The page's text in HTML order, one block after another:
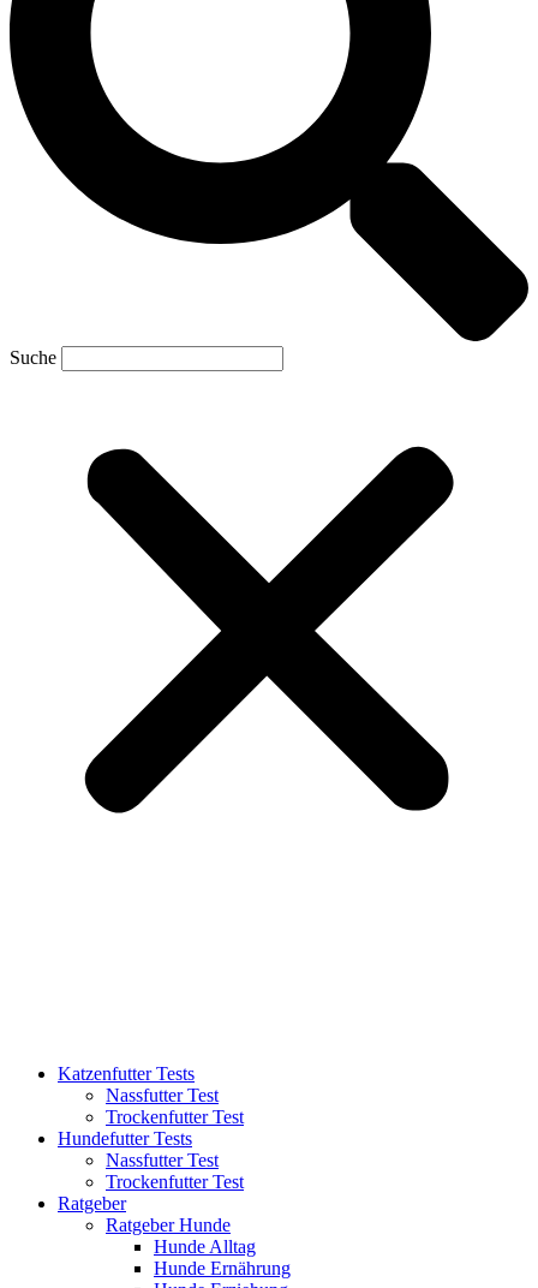
Suche
Katzenfutter Tests
Nassfutter Test
Trockenfutter Test
Hundefutter Tests
Nassfutter Test
Trockenfutter Test
Ratgeber
Ratgeber Hunde
Hunde Alltag
Hunde Ernährung